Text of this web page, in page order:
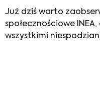
Już dziś warto
społecznościowe
INEA,
wszystkimi